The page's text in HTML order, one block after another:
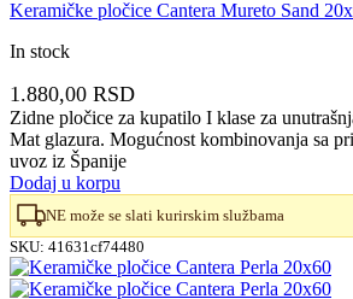
Keramičke pločice Cantera Mureto Sand
In stock
1.880,00 RSD
Zidne pločice za kupatilo I klase za
Mat glazura. Mogućnost kombinovanja sa
uvoz iz Španije
Dodaj u korpu
NE može se slati kurirskim službama
SKU: 41631cf74480